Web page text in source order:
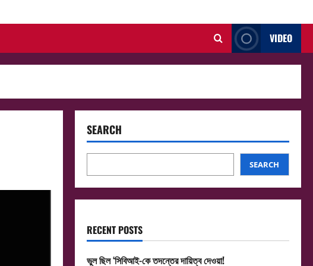
VIDEO
SEARCH
SEARCH
RECENT POSTS
ভুল ছিল ‘সিবিআই-কে তদন্তের দায়িত্ব দেওয়া!